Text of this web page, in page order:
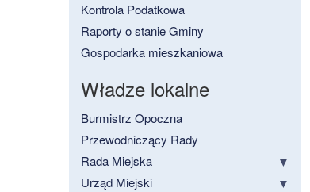
Kontrola Podatkowa
Raporty o stanie Gminy
Gospodarka mieszkaniowa
Władze lokalne
Burmistrz Opoczna
Przewodniczący Rady
Rada Miejska
Urząd Miejski